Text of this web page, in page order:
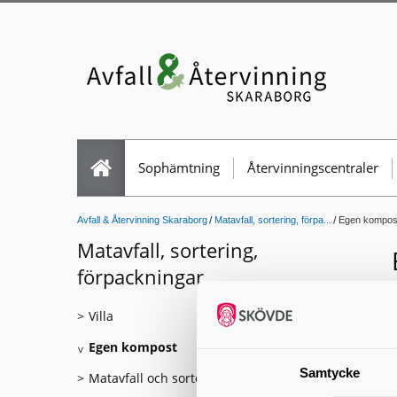
Samtycke
Sophämtning Återvinningscentraler
Avfall & Återvinning Skaraborg Matavfall, sortering, förpa... Egen
Matavfall, sortering,
förpackningar
Villa
Egen kompost
Matavfall och sortering, vad är på gång?